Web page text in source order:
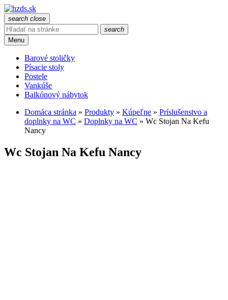
search close
search
Menu
Barové stoličky
Písacie stoly
Postele
Vankúše
Balkónový nábytok
Domáca stránka » Produkty » Kúpeľne » Príslušenstvo a
doplnky na WC » Doplnky na WC » Wc Stojan Na Kefu
Nancy
Wc Stojan Na Kefu Nancy